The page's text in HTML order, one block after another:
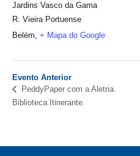
Jardins Vasco da Gama
R. Vieira Portuense
Belém, + Mapa do Google
Evento Anterior
PeddyPaper com a Aletria.
Biblioteca Itinerante.